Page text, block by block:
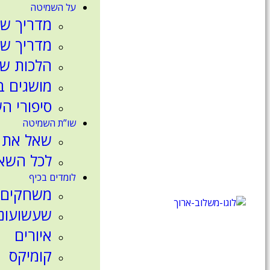
על השמיטה
מדריך
מדריך
הלכות
סיפורי
שו”ת השמיטה
שאל
לכל
לומדים בכיף
משחקים
איורים
קומיקס